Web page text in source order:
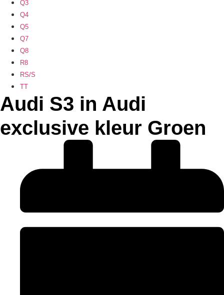
Q3
Q4
Q5
Q7
Q8
R8
RS/S
TT
Audi S3 in Audi
exclusive kleur Groen